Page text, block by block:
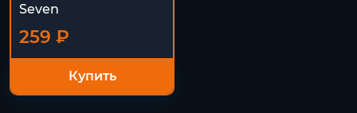
Seven
259 ₽
Купить